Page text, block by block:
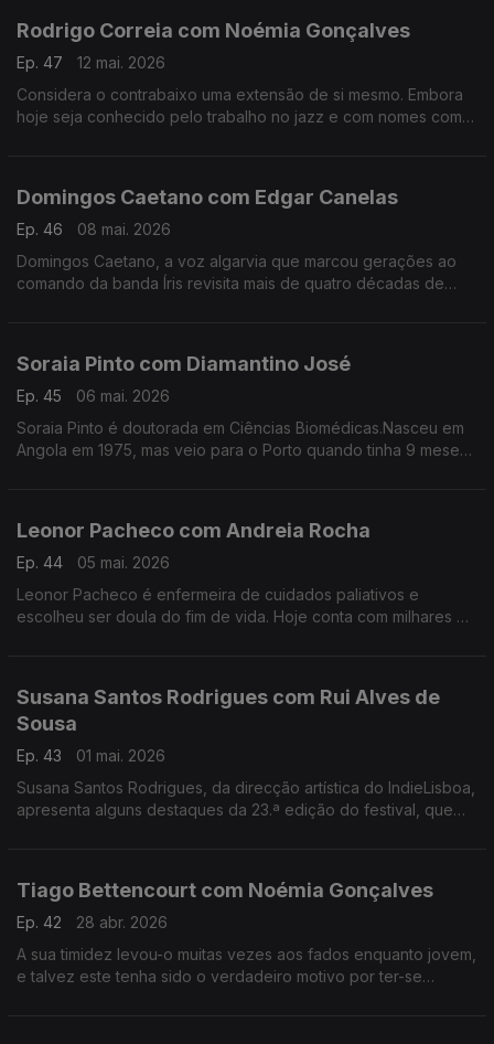
Rodrigo Correia com Noémia Gonçalves
Ep. 47
12 mai. 2026
Considera o contrabaixo uma extensão de si mesmo. Embora
hoje seja conhecido pelo trabalho no jazz e com nomes como
Domingos Caetano com Edgar Canelas
Ep. 46
08 mai. 2026
Domingos Caetano, a voz algarvia que marcou gerações ao
comando da banda Íris revisita mais de quatro décadas de
Soraia Pinto com Diamantino José
Ep. 45
06 mai. 2026
Soraia Pinto é doutorada em Ciências Biomédicas.Nasceu em
Angola em 1975, mas veio para o Porto quando tinha 9 meses.
Leonor Pacheco com Andreia Rocha
Ep. 44
05 mai. 2026
Leonor Pacheco é enfermeira de cuidados paliativos e
escolheu ser doula do fim de vida. Hoje conta com milhares de
Susana Santos Rodrigues com Rui Alves de
Sousa
Ep. 43
01 mai. 2026
Susana Santos Rodrigues, da direcção artística do IndieLisboa,
apresenta alguns destaques da 23.ª edição do festival, que
Tiago Bettencourt com Noémia Gonçalves
Ep. 42
28 abr. 2026
A sua timidez levou-o muitas vezes aos fados enquanto jovem,
e talvez este tenha sido o verdadeiro motivo por ter-se